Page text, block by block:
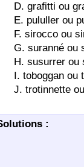
D. grafitti ou
E. pululler ou
F. sirocco ou
G. suranné ou
H. susurrer ou
I. toboggan ou
J. trotinnette
: